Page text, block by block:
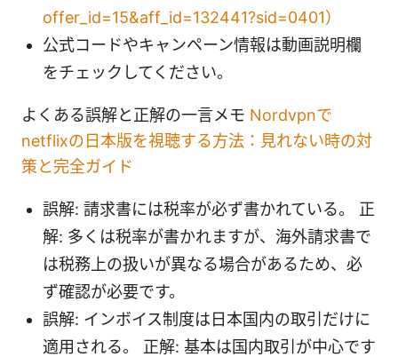
offer_id=15&aff_id=132441?sid=0401）
公式コードやキャンペーン情報は動画説明欄
をチェックしてください。
よくある誤解と正解の一言メモ Nordvpnで
netflixの日本版を視聴する方法：見れない時の対
策と完全ガイド
誤解: 請求書には税率が必ず書かれている。 正
解: 多くは税率が書かれますが、海外請求書で
は税務上の扱いが異なる場合があるため、必
ず確認が必要です。
誤解: インボイス制度は日本国内の取引だけに
適用される。 正解: 基本は国内取引が中心です